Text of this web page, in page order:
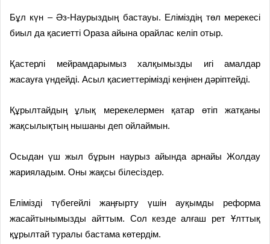
Бұл күн – Әз-Наурыздың бастауы. Еліміздің төл мерекесі
биыл да қасиетті Ораза айына орайлас келіп отыр.
Қастерлі мейрамдарымыз халқымызды игі амалдар
жасауға үндейді. Асыл қасиеттерімізді кеңінен дәріптейді.
Құрылтайдың ұлық мерекелермен қатар өтіп жатқаны
жақсылықтың нышаны деп ойлаймын.
Осыдан үш жыл бұрын наурыз айында арнайы Жолдау
жарияладым. Оны жақсы білесіздер.
Елімізді түбегейлі жаңғырту үшін ауқымды реформа
жасайтынымызды айттым. Сол кезде алғаш рет Ұлттық
құрылтай туралы бастама көтердім.